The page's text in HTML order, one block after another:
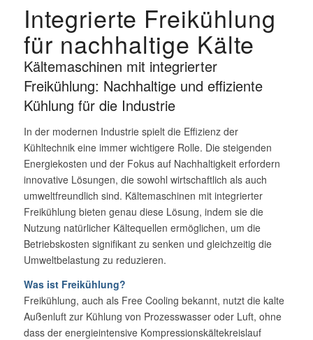
Integrierte Freikühlung
für nachhaltige Kälte
Kältemaschinen mit integrierter
Freikühlung: Nachhaltige und effiziente
Kühlung für die Industrie
In der modernen Industrie spielt die Effizienz der
Kühltechnik eine immer wichtigere Rolle. Die steigenden
Energiekosten und der Fokus auf Nachhaltigkeit erfordern
innovative Lösungen, die sowohl wirtschaftlich als auch
umweltfreundlich sind. Kältemaschinen mit integrierter
Freikühlung bieten genau diese Lösung, indem sie die
Nutzung natürlicher Kältequellen ermöglichen, um die
Betriebskosten signifikant zu senken und gleichzeitig die
Umweltbelastung zu reduzieren.
Was ist Freikühlung?
Freikühlung, auch als Free Cooling bekannt, nutzt die kalte
Außenluft zur Kühlung von Prozesswasser oder Luft, ohne
dass der energieintensive Kompressionskältekreislauf